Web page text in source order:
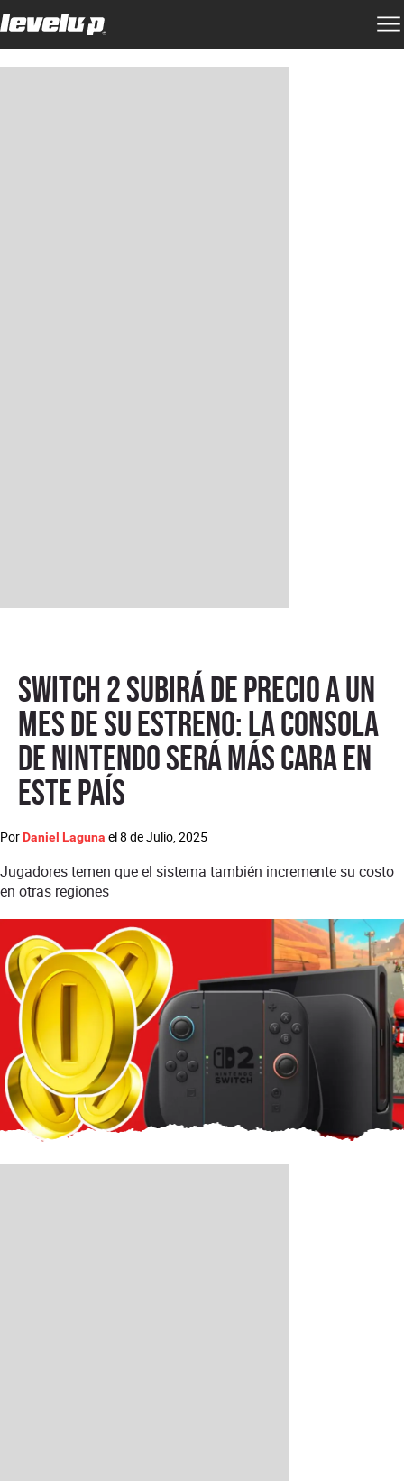
Switch 2 subirá de precio a un
mes de su estreno: la consola
de Nintendo será más cara en
este país
Por Daniel Laguna el8 de Julio, 2025
Jugadores temen que el sistema también incremente su costo
en otras regiones